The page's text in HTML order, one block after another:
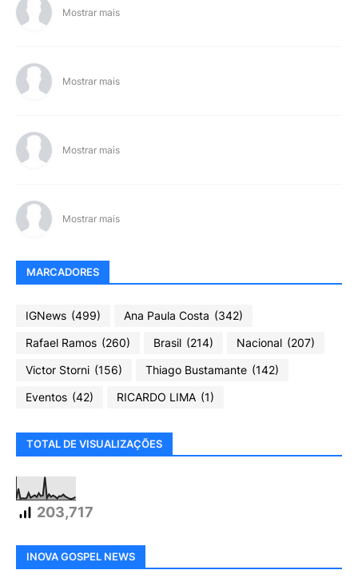
Mostrar mais
Mostrar mais
Mostrar mais
Mostrar mais
MARCADORES
IGNews (499) Ana Paula Costa (342)
Rafael Ramos (260) Brasil (214) Nacional (207)
Victor Storni (156) Thiago Bustamante (142)
Eventos (42) RICARDO LIMA (1)
TOTAL DE VISUALIZAÇÕES
203,717
INOVA GOSPEL NEWS